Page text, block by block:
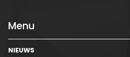
Menu
NIEUWS